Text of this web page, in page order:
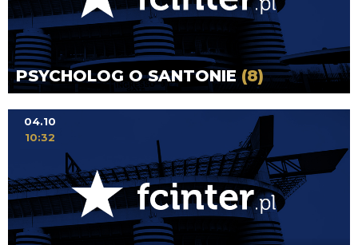
PSYCHOLOG O SANTONIE(8)
04.10
10:32